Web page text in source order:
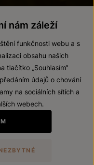
a. s.
mladším 18 let.
nám záleží
funkčnosti webu a s
obsahu našich
tlačítko „Souhlasím“
údajů o chování
na sociálních sítích a
webech.